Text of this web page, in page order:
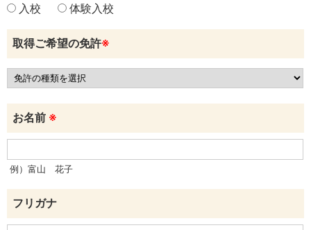
入校 体験入校
取得ご希望の免許※
お名前 ※
例）富山 花子
フリガナ